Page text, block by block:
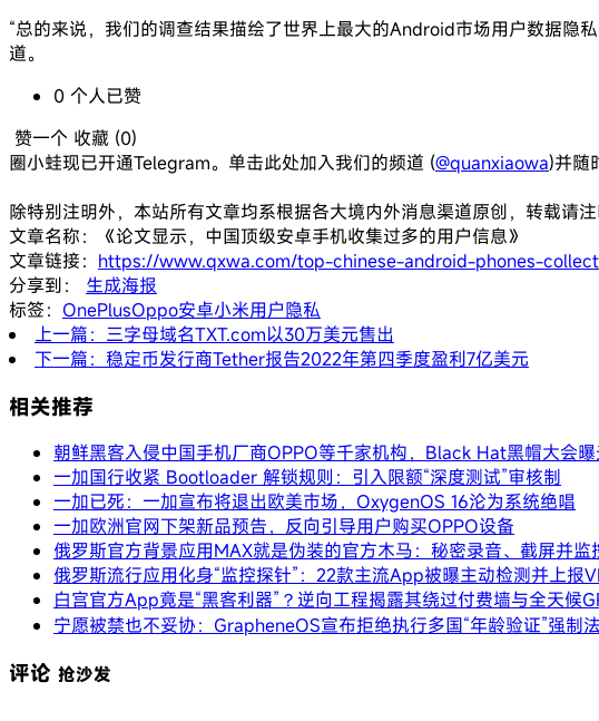
“总的来说，我们的调查结果描绘了世界上最大的Android市场用户数据隐
道。
0 个人已赞
赞一个 收藏 (0)
圈小蛙现已开通Telegram。单击此处加入我们的频道 (@quanxiaowa)并随
除特别注明外，本站所有文章均系根据各大境内外消息渠道原创，转载请注
文章名称：《论文显示，中国顶级安卓手机收集过多的用户信息》
文章链接： https://www.qxwa.com/top-chinese-android-phones-
分享到：
生成海报
标签： OnePlusOppo安卓小米用户隐私
上一篇：三字母域名TXT.com以30万美元售出
下一篇：稳定币发行商Tether报告2022年第四季度盈利7亿美元
相关推荐
朝鲜黑客入侵中国手机厂商OPPO等千家机构，Black Hat黑帽大会
一加国行收紧 Bootloader 解锁规则：引入限额“深度测试”审核制
一加已死：一加宣布将退出欧美市场，OxygenOS 16沦为系统绝唱
一加欧洲官网下架新品预告，反向引导用户购买OPPO设备
俄罗斯官方背景应用MAX就是伪装的官方木马：秘密录音、截屏并监
俄罗斯流行应用化身“监控探针”：22款主流App被曝主动检测并上报
白宫官方App竟是“黑客利器”？逆向工程揭露其绕过付费墙与全天候
宁愿被禁也不妥协：GrapheneOS宣布拒绝执行多国“年龄验证”强制
评论 抢沙发